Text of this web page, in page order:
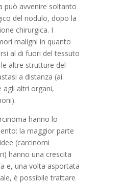
può avvenire soltanto
del nodulo, dopo la
chirurgica. I
maligni in quanto
al di fuori del tessuto
altre strutture del
a distanza (ai
agli altri organi,
hanno lo
la maggior parte
(carcinomi
hanno una crescita
e, una volta asportata
è possibile trattare